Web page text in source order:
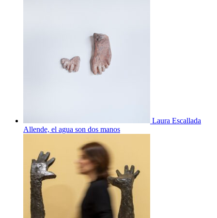
Laura Escallada
Allende, el agua son dos manos